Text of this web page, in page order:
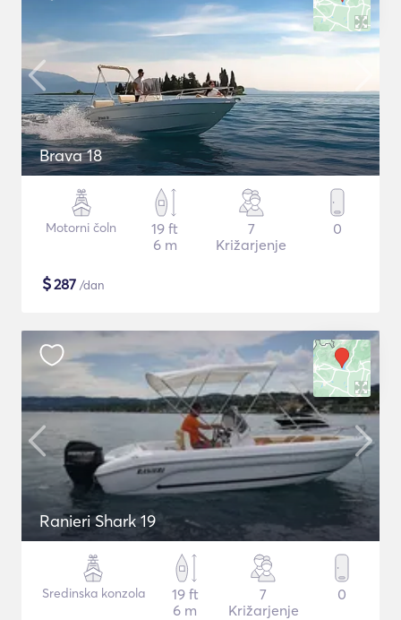
Brava 18
Motorni čoln
19 ft
6 m
7
Križarjenje
0
$287 /dan
Ranieri Shark 19
Sredinska konzola
19 ft
6 m
7
Križarjenje
0